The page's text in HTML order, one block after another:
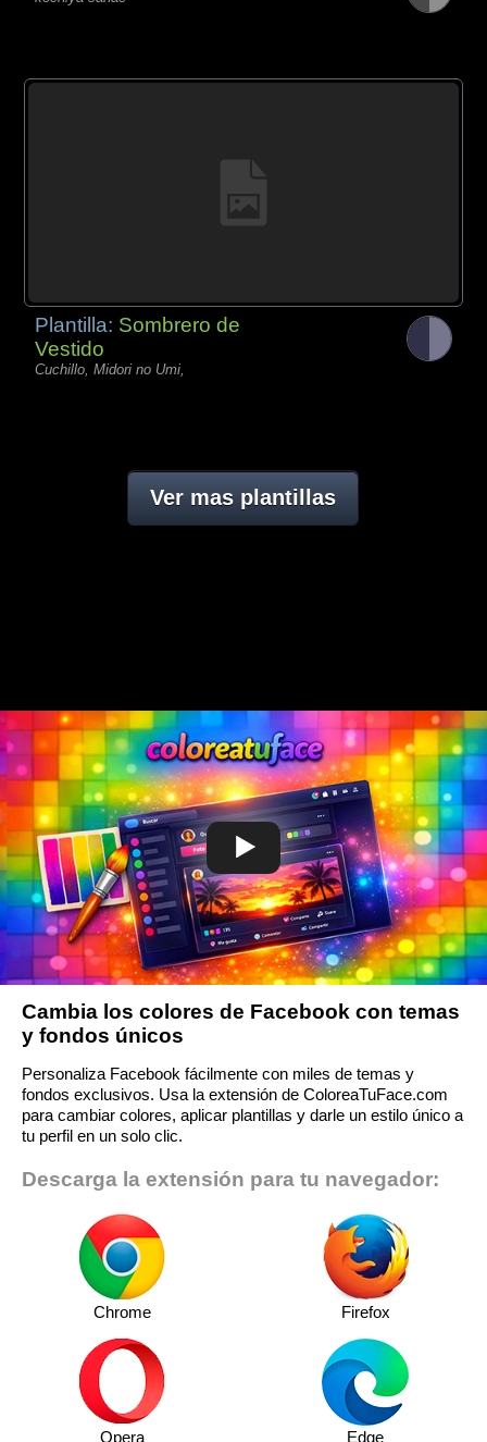
Plantilla: Sombrero de
Vestido
Cuchillo, Midori no Umi,
Ver mas plantillas
Cambia los colores de Facebook con temas
y fondos únicos
Personaliza Facebook fácilmente con miles de temas y
fondos exclusivos. Usa la extensión de ColoreaTuFace.com
para cambiar colores, aplicar plantillas y darle un estilo único a
tu perfil en un solo clic.
Descarga la extensión para tu navegador:
Chrome Firefox
Opera Edge